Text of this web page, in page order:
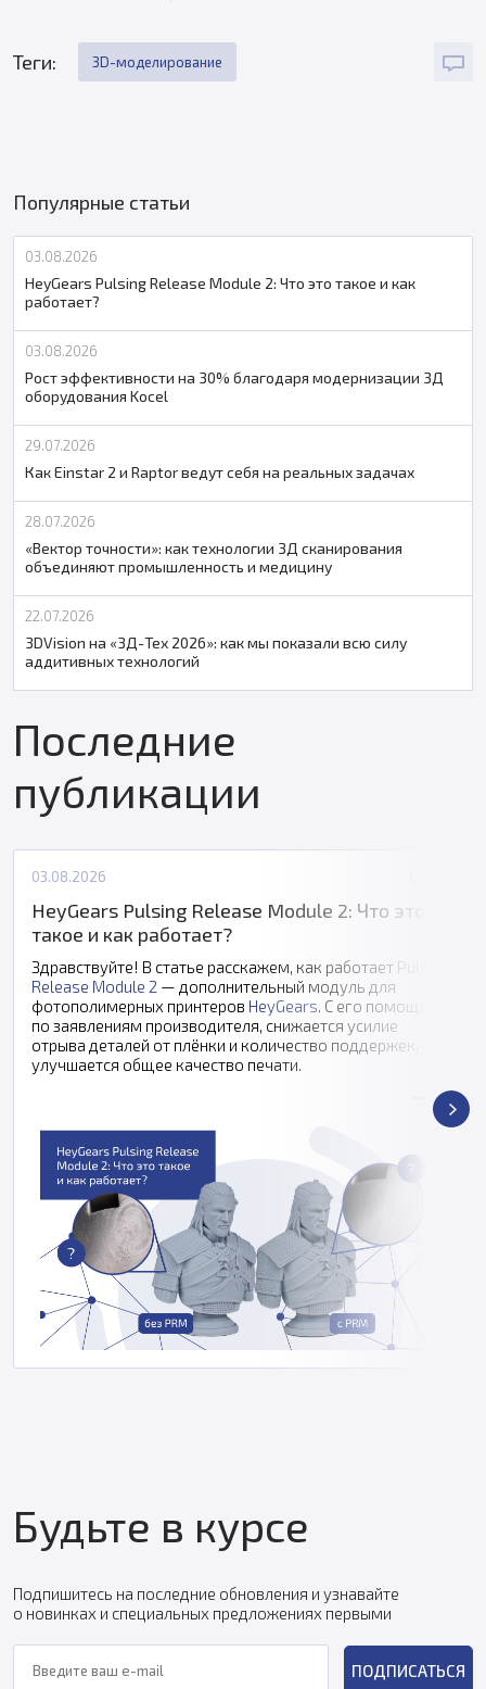
Теги: 3D-моделирование
Популярные статьи
03.08.2026
HeyGears Pulsing Release Module 2: Что это такое и как
работает?
03.08.2026
Рост эффективности на 30% благодаря модернизации 3Д
оборудования Kocel
29.07.2026
Как Einstar 2 и Raptor ведут себя на реальных задачах
28.07.2026
«Вектор точности»: как технологии 3Д сканирования
объединяют промышленность и медицину
22.07.2026
3DVision на «3Д-Тех 2026»: как мы показали всю силу
аддитивных технологий
Последние
публикации
03.08.2026
HeyGears Pulsing Release Module 2: Что это
такое и как работает?
Здравствуйте! В статье расскажем, как работает Pulsing
Release Module 2 — дополнительный модуль для
фотополимерных принтеров HeyGears. С его помощью,
по заявлениям производителя, снижается усилие
отрыва деталей от плёнки и количество поддержек,
улучшается общее качество печати.
Будьте в курсе
Подпишитесь на последние обновления и узнавайте
о новинках и специальных предложениях первыми
ПОДПИСАТЬСЯ